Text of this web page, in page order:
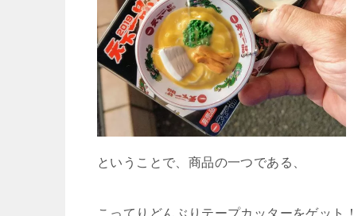
ということで、商品の一つである、
こってりどんぶりテープカッターをゲット！